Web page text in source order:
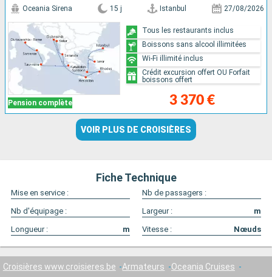
Pension complète
Oceania Sirena 15 j Istanbul 27/08/2026
3 370 €
Tous les restaurants inclus
Boissons sans alcool illimitées
Wi-Fi illimité inclus
Crédit excursion offert OU Forfait
boissons offert
VOIR PLUS DE CROISIÈRES
Fiche Technique
Mise en service :
Nb de passagers :
Nb d'équipage :
Largeur :
m
Longueur :
m Vitesse : Nœuds
Croisières www.croisieres.be Armateurs
Oceania Cruises